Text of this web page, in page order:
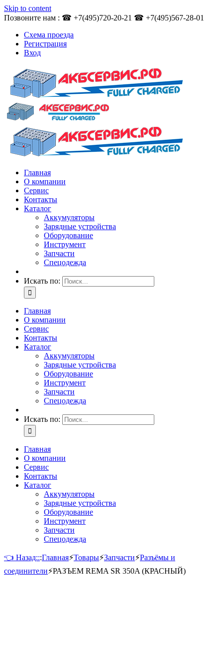
Skip to content
Позвоните нам : ☎ +7(495)720-20-21 ☎ +7(495)567-28-01
Схема проезда
Регистрация
Вход
Главная
О компании
Сервис
Контакты
Каталог
Аккумуляторы
Зарядные устройства
Оборудование
Инструмент
Запчасти
Спецодежда
Искать по:
Главная
О компании
Сервис
Контакты
Каталог
Аккумуляторы
Зарядные устройства
Оборудование
Инструмент
Запчасти
Спецодежда
Искать по:
Главная
О компании
Сервис
Контакты
Каталог
Аккумуляторы
Зарядные устройства
Оборудование
Инструмент
Запчасти
Спецодежда
👈 Назад:::Главная⚡Товары⚡Запчасти⚡Разъёмы и
соединители⚡РАЗЪЕМ REMA SR 350A (КРАСНЫЙ)